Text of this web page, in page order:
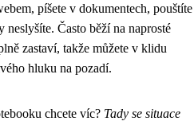
píšete v dokumentech, pouštíte
Často běží na naprosté
zastaví, takže můžete v klidu
hluku na pozadí.
chcete víc? Tady se situace